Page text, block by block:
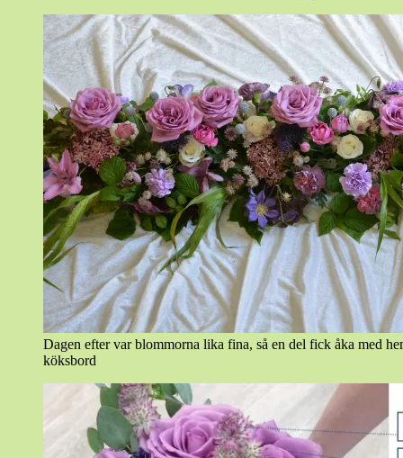
Dagen efter var blommorna lika fina, så en del fick åka med
köksbord